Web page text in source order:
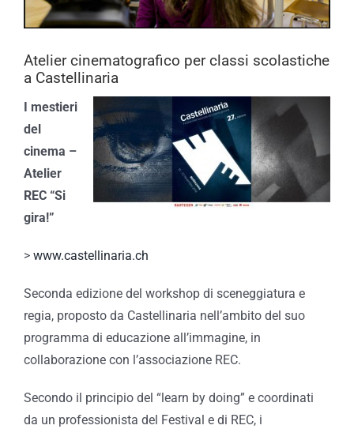
Atelier cinematografico per classi scolastiche
a Castellinaria
I mestieri
del
cinema –
Atelier
REC “Si
gira!”
> www.castellinaria.ch
Seconda edizione del workshop di sceneggiatura e
regia, proposto da Castellinaria nell’ambito del suo
programma di educazione all’immagine, in
collaborazione con l’associazione REC.
Secondo il principio del “learn by doing” e coordinati
da un professionista del Festival e di REC, i